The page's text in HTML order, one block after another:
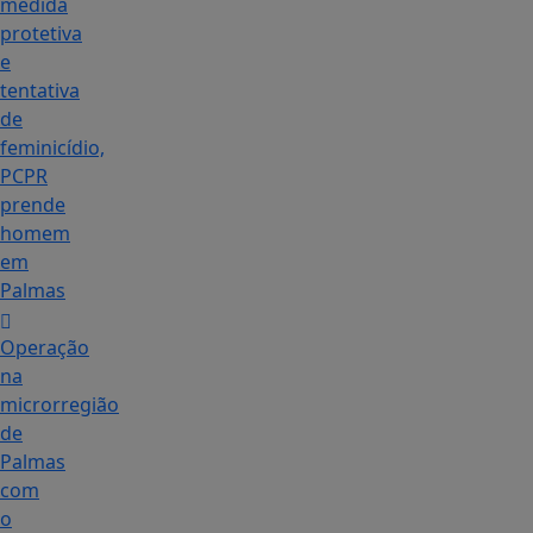
protetiva
e
tentativa
de
feminicídio,
PCPR
prende
homem
em
Palmas
Operação
na
microrregião
de
Palmas
com
o